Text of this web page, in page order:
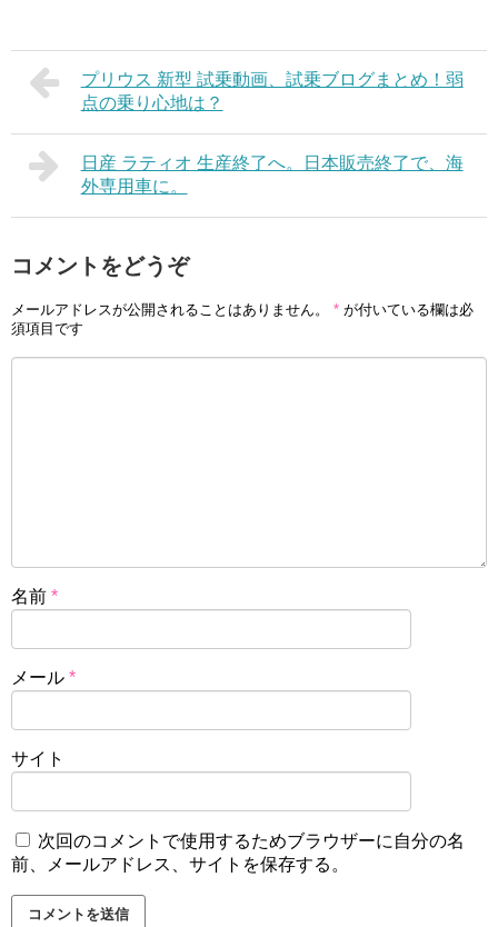
プリウス 新型 試乗動画、試乗ブログまとめ！弱
点の乗り心地は？
日産 ラティオ 生産終了へ。日本販売終了で、海
外専用車に。
コメントをどうぞ
メールアドレスが公開されることはありません。 * が付いている欄は必
須項目です
名前 *
メール *
サイト
次回のコメントで使用するためブラウザーに自分の名
前、メールアドレス、サイトを保存する。